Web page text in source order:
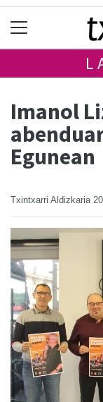
Imanol
Egunean
Txintxarri Aldizkaria